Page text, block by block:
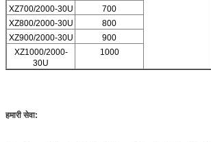
XZ700/2000-30U
700
XZ800/2000-30U
800
XZ900/2000-30U
900
XZ1000/2000-
30U
1000
हमारी सेवा: